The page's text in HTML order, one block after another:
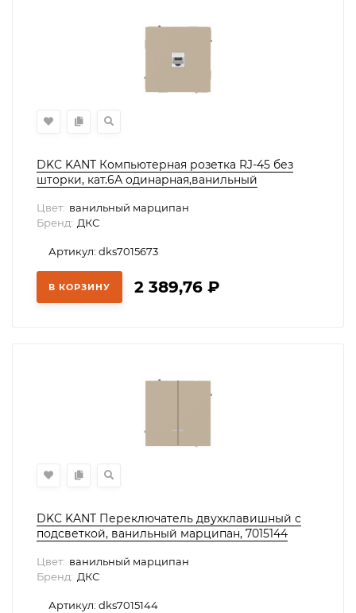
DKC KANT Компьютерная розетка RJ-45 без
шторки, кат.6А одинарная,ванильный
Цвет: ванильный марципан
Бренд: ДКС
Артикул: dks7015673
В КОРЗИНУ 2 389,76 ₽
DKC KANT Переключатель двухклавишный с
подсветкой, ванильный марципан, 7015144
Цвет: ванильный марципан
Бренд: ДКС
Артикул: dks7015144